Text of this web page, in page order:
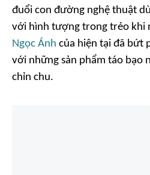
đuổi con đường nghệ thuật
với hình tượng trong trẻo khi
Ngọc Ánh của hiện tại đã bứt
với những sản phẩm táo bạo
chỉn chu.